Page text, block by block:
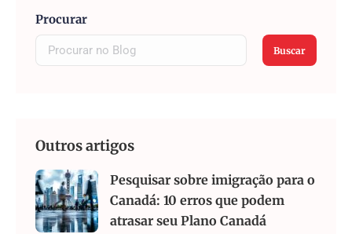
Procurar
Buscar
Outros artigos
Pesquisar sobre imigração para o
Canadá: 10 erros que podem
atrasar seu Plano Canadá